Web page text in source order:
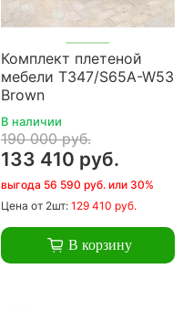
Комплект плетеной
мебели T347/S65A-W53
Brown
В наличии
190 000 руб.
133 410 руб.
выгода 56 590 руб. или 30%
Цена от 2шт: 129 410 руб.
В корзину